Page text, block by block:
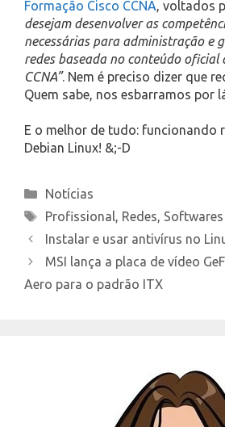
Formação Cisco CCNA, voltados
desejam desenvolver as
necessárias para administração e
redes baseada no conteúdo oficial
CCNA”. Nem é preciso dizer que
Quem sabe, nos esbarramos por
E o melhor de tudo: funcionando
Debian Linux! &;-D
Categories
Notícias
Tags
Profissional, Redes, Softwares
Instalar e usar antivírus no
MSI lança a placa de vídeo
Aero para o padrão ITX